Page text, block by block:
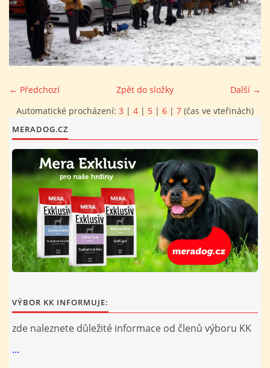
PSÍ AKADEMIE
PŘÍSPĚVKY A POPLATKY
KONTAKTY KK
PROVOZNÍ ŘÁD
O NÁS - HISTORIE A SOUČASNOST
AVZO TSČ ČR CHRUDIM P.S.
VÝBOR KK
← Předchozí Další →
Zpět do složky
Automatické procházení: 3 | 4 | 5 | 6 | 7 (čas ve vteřinách)
MERADOG.CZ
VÝBOR KK INFORMUJE:
zde naleznete důležité informace od členů výboru KK
...